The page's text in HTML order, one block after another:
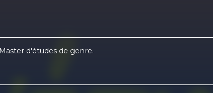
d'études de genre.